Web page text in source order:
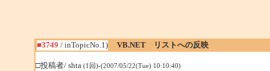
■3749 / inTopicNo.1) VB.NET リストへの反映
□投稿者/ shta (1回)-(2007/05/22(Tue) 10:10:40)